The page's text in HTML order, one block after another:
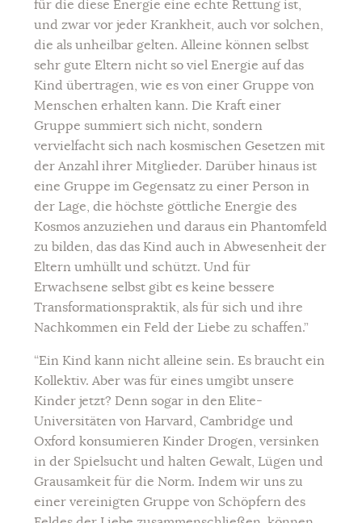
für die diese Energie eine echte Rettung ist,
und zwar vor jeder Krankheit, auch vor solchen,
die als unheilbar gelten. Alleine können selbst
sehr gute Eltern nicht so viel Energie auf das
Kind übertragen, wie es von einer Gruppe von
Menschen erhalten kann. Die Kraft einer
Gruppe summiert sich nicht, sondern
vervielfacht sich nach kosmischen Gesetzen mit
der Anzahl ihrer Mitglieder. Darüber hinaus ist
eine Gruppe im Gegensatz zu einer Person in
der Lage, die höchste göttliche Energie des
Kosmos anzuziehen und daraus ein Phantomfeld
zu bilden, das das Kind auch in Abwesenheit der
Eltern umhüllt und schützt. Und für
Erwachsene selbst gibt es keine bessere
Transformationspraktik, als für sich und ihre
Nachkommen ein Feld der Liebe zu schaffen.”
“Ein Kind kann nicht alleine sein. Es braucht ein
Kollektiv. Aber was für eines umgibt unsere
Kinder jetzt? Denn sogar in den Elite-
Universitäten von Harvard, Cambridge und
Oxford konsumieren Kinder Drogen, versinken
in der Spielsucht und halten Gewalt, Lügen und
Grausamkeit für die Norm. Indem wir uns zu
einer vereinigten Gruppe von Schöpfern des